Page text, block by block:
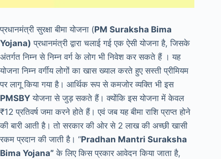
प्रधानमंत्री सुरक्षा बीमा योजना (PM Suraksha Bima
Yojana) प्रधानमंत्री द्वारा चलाई गई एक ऐसी योजना है, जिसके
अंतर्गत निम्न से निम्न वर्ग के लोग भी निवेश कर सकते हैं । यह
योजना निम्न वर्गीय लोगों का खास ख्याल करते हुए सस्ती प्रीमियम
पर लागू किया गया है। आर्थिक रूप से कमजोर व्यक्ति भी इस
PMSBY योजना से जुड़ सकते हैं। क्योंकि इस योजना में केवल
₹12 प्रतिवर्ष जमा करने होते हैं। एवं जब यह बीमा राशि प्राप्त होने
की बारी आती है। तो सरकार की ओर से 2 लाख की अच्छी खासी
रकम प्रदान की जाती है। “Pradhan Mantri Suraksha
Bima Yojana” के लिए किस प्रकार आवेदन किया जाता है,